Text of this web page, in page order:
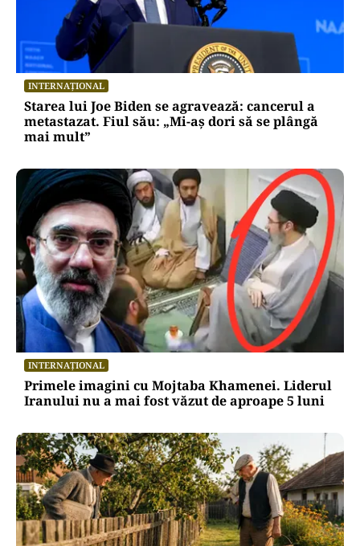
INTERNAȚIONAL
Starea lui Joe Biden se agravează: cancerul a
metastazat. Fiul său: „Mi-aș dori să se plângă
mai mult”
INTERNAȚIONAL
Primele imagini cu Mojtaba Khamenei. Liderul
Iranului nu a mai fost văzut de aproape 5 luni